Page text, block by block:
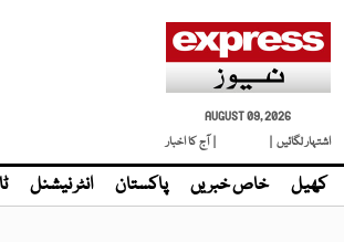
AUGUST 09, 2026
اشتہار لگائیں |
| آج کا اخبار
کھیل خاص خبریں پاکستان انٹر نیشنل